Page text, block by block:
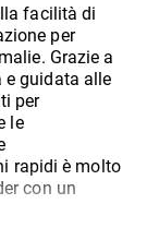
facilità di
per
Grazie a
guidata alle
per
le
rapidi è molto
con un